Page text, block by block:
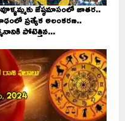
జేష్ఠమాసంలో జాతర..
ప్రత్యేక అలంకరణ..
పోటెత్తిన...